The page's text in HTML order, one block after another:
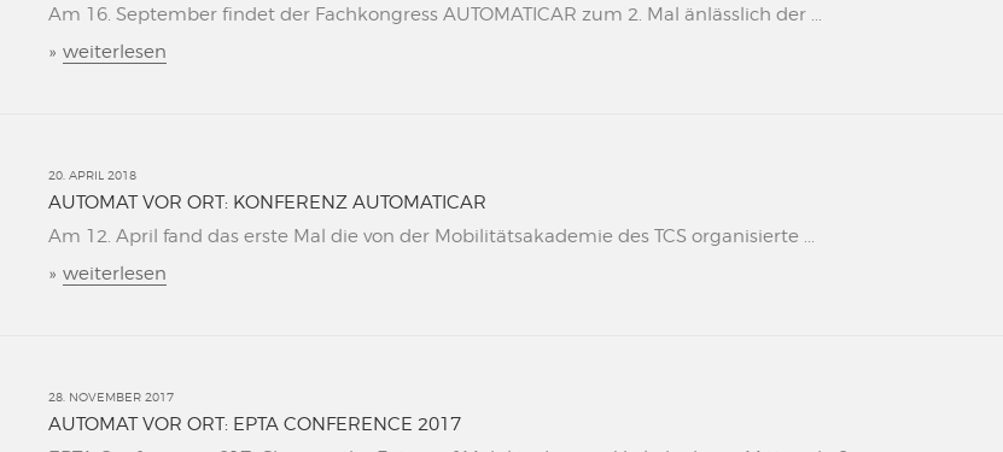
Am 16. September findet der Fachkongress AUTOMATICAR zum 2. Mal änlässlich der ...
» weiterlesen
20. APRIL 2018
AUTOMAT VOR ORT: KONFERENZ AUTOMATICAR
Am 12. April fand das erste Mal die von der Mobilitätsakademie des TCS organisierte ...
» weiterlesen
28. NOVEMBER 2017
AUTOMAT VOR ORT: EPTA CONFERENCE 2017